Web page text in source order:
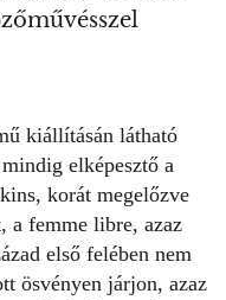
kiállításán látható
elképesztő a
korát megelőzve
a femme libre, azaz
első felében nem
ösvényen járjon, azaz